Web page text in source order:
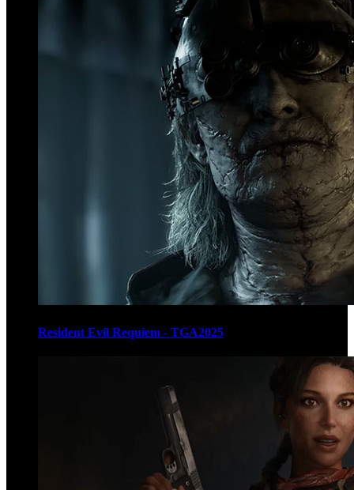
Resident Evil Requiem - TGA2025